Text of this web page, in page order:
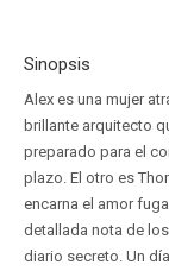
Sinopsis
Alex es una mujer
brillante arquitecto
preparado para el
plazo. El otro es
encarna el amor
detallada nota de
diario secreto. Un